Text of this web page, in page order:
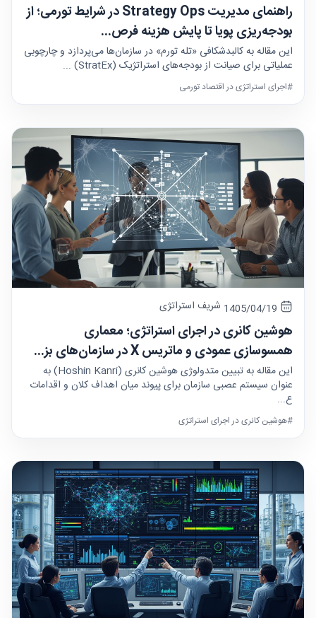
راهنمای مدیریت Strategy Ops در شرایط تورمی؛ از
بودجه‌ریزی پویا تا پایش هزینه فرص...
این مقاله به کالبدشکافی «تله تورم» در سازمان‌ها می‌پردازد و چارچوبی
عملیاتی برای صیانت از بودجه‌های استراتژیک (StratEx) ...
#اجرای استراتژی در اقتصاد تورمی
شریف استراتژی
هوشین کانری در اجرای استراتژی؛ معماری
همسوسازی عمودی و ماتریس X در سازمان‌های بز...
این مقاله به تبیین متدولوژی هوشین کانری (Hoshin Kanri) به
عنوان سیستم عصبی سازمان برای پیوند میان اهداف کلان و اقدامات
ع...
#هوشین کانری در اجرای استراتژی